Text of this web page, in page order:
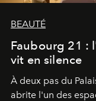
BEAUTÉ
Faubourg 21 :
vit en silence
À deux pas du
abrite l'un des